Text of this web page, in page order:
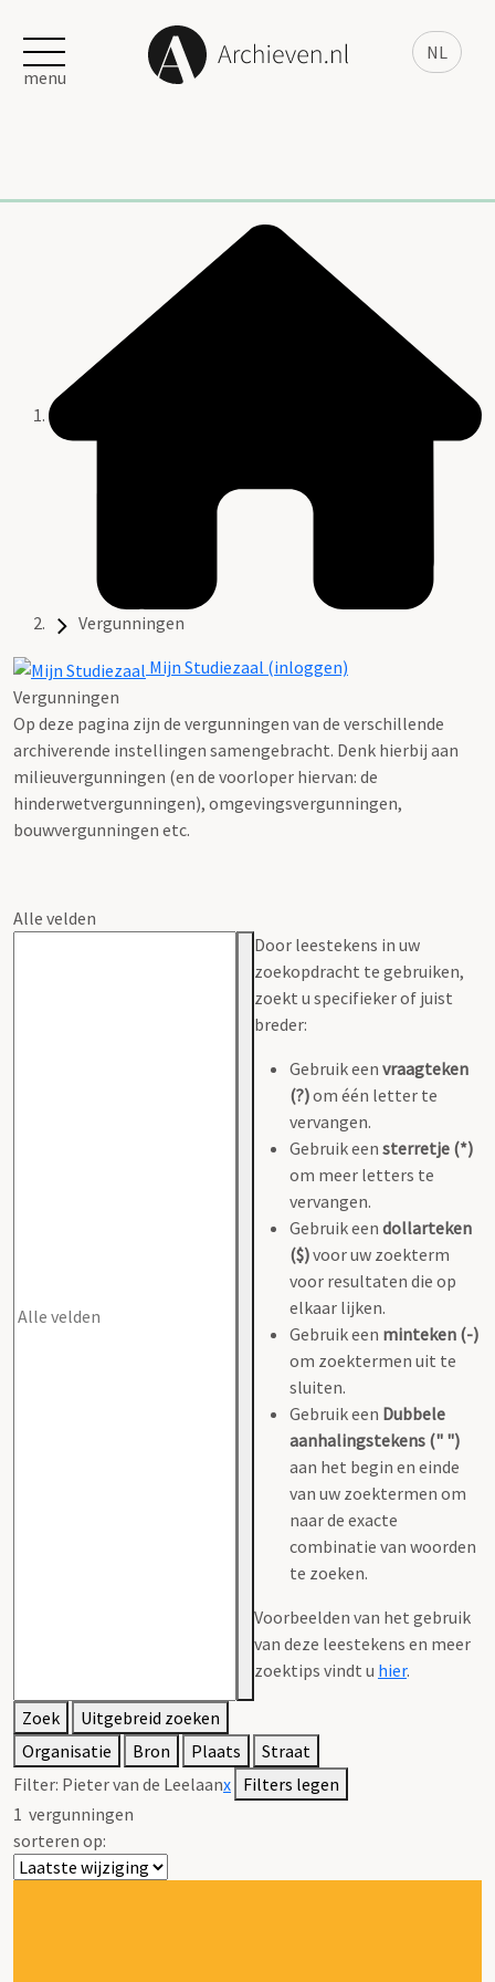
NL
menu
Vergunningen
Mijn Studiezaal (inloggen)
Vergunningen
Op deze pagina zijn de vergunningen van de verschillende
archiverende instellingen samengebracht. Denk hierbij aan
milieuvergunningen (en de voorloper hiervan: de
hinderwetvergunningen), omgevingsvergunningen,
bouwvergunningen etc.
Alle velden
Door leestekens in uw
zoekopdracht te gebruiken,
zoekt u specifieker of juist
breder:
Gebruik een vraagteken
(?)om één letter te
vervangen.
Gebruik een sterretje (*)
om meer letters te
vervangen.
Gebruik een dollarteken
($)voor uw zoekterm
voor resultaten die op
elkaar lijken.
Gebruik een minteken (-)
om zoektermen uit te
sluiten.
Gebruik een Dubbele
aanhalingstekens (" ")
aan het begin en einde
van uw zoektermen om
naar de exacte
combinatie van woorden
te zoeken.
Voorbeelden van het gebruik
van deze leestekens en meer
zoektips vindt u hier.
Zoek
Uitgebreid zoeken
Organisatie
Bron Plaats
Straat
Filter: Pieter van de Leelaanx Filters legen
1 vergunningen
sorteren op: